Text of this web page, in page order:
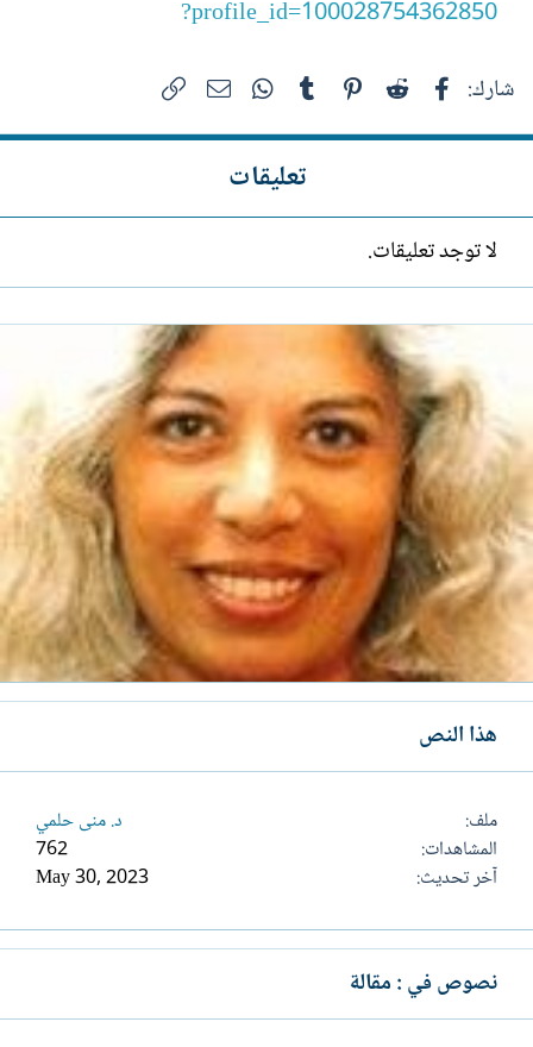
?profile_id=100028754362850
شارك: فيسبوك Reddit
Pinterest
Tumblr
WhatsAppالبريد الإلكتروني
تعليقات
لا توجد تعليقات.
هذا النص
ملف
د. منى حلمي
المشاهدات
762
آخر تحديث
May 30, 2023
نصوص في : مقالة